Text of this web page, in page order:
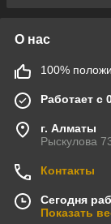
О нас
100%
Работает с
г. Алматы
Рыскулова
Контакты
Сегодня
Показать